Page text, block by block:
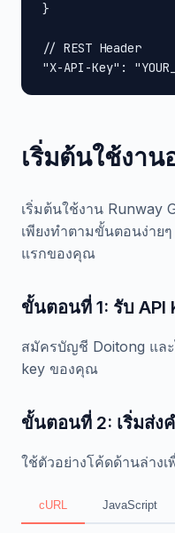
}
// REST Header
"X-API-Key":
เริ่มต้นใช้งาน
เริ่มต้นใช้งาน Runway
เพียงทำตามขั้นตอนง่าย
แรกของคุณ
ขั้นตอนที่ 1: รับ API
สมัครบัญชี Doitong แล
key ของคุณ
ขั้นตอนที่ 2: เริ่มส่ง
ใช้ตัวอย่างโค้ดด้านล่างเ
cURL JavaScript